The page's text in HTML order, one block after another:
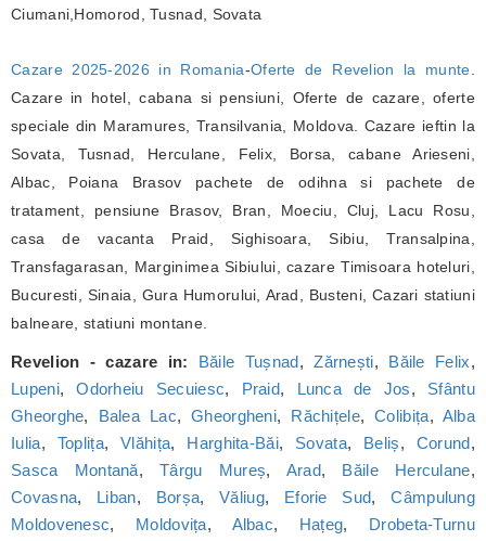
Ciumani,Homorod, Tusnad, Sovata
Cazare 2025-2026 in Romania-Oferte de Revelion la munte
Cazare in hotel, cabana si pensiuni, Oferte de cazare, oferte
speciale din Maramures, Transilvania, Moldova. Cazare ieftin la
Sovata, Tusnad, Herculane, Felix, Borsa, cabane Arieseni,
Albac, Poiana Brasov pachete de odihna si pachete de
tratament, pensiune Brasov, Bran, Moeciu, Cluj, Lacu Rosu,
casa de vacanta Praid, Sighisoara, Sibiu, Transalpina,
Transfagarasan, Marginimea Sibiului, cazare Timisoara hoteluri,
Bucuresti, Sinaia, Gura Humorului, Arad, Busteni, Cazari statiuni
balneare, statiuni montane.
Revelion - cazare in: Băile Tușnad,Zărnești, Băile Felix,
Lupeni,Odorheiu Secuiesc, Praid, Lunca de Jos, Sfântu
Gheorghe, Balea Lac,Gheorgheni, Răchițele,Colibița, Alba
Iulia, Toplița,Vlăhița, Harghita-Băi, Sovata, Beliș, Corund,
Sasca Montană,Târgu Mureș, Arad, Băile Herculane,
Covasna, Liban, Borșa,Văliug, Eforie Sud,Câmpulung
Moldovenesc, Moldovița, Albac, Hațeg, Drobeta-Turnu